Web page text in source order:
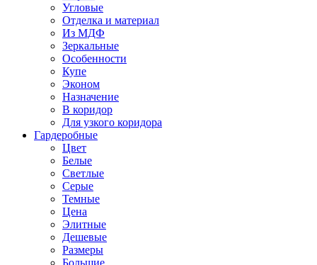
Угловые
Отделка и материал
Из МДФ
Зеркальные
Особенности
Купе
Эконом
Назначение
В коридор
Для узкого коридора
Гардеробные
Цвет
Белые
Светлые
Серые
Темные
Цена
Элитные
Дешевые
Размеры
Большие